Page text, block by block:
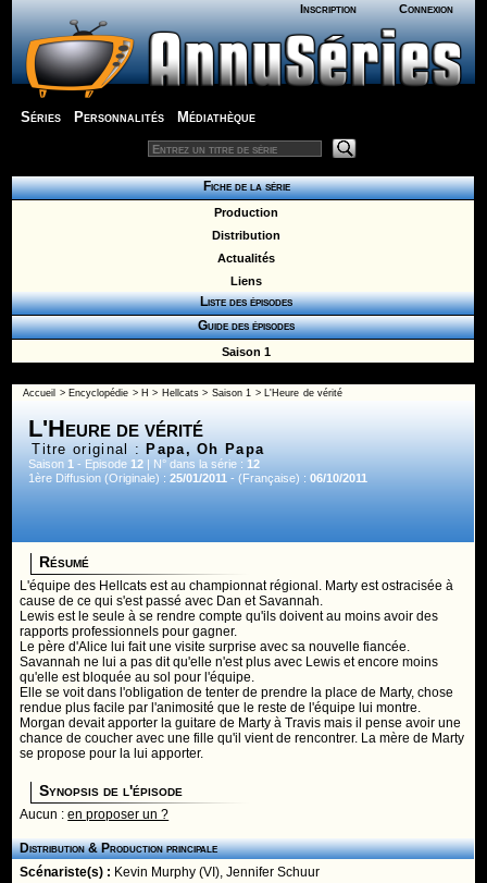
Inscription Connexion
Séries Personnalités Médiathèque
Fiche de la série
Production
Distribution
Actualités
Liens
Liste des épisodes
Guide des épisodes
Saison 1
Accueil > Encyclopédie > H > Hellcats> Saison 1 > L'Heure de vérité
L'Heure de vérité
Titre original : Papa, Oh Papa
Saison1 - Episode12 | N° dans la série :12
1ère Diffusion (Originale) :25/01/2011 - (Française) :06/10/2011
Résumé
L'équipe des Hellcats est au championnat régional. Marty est ostracisée à
cause de ce qui s'est passé avec Dan et Savannah.
Lewis est le seule à se rendre compte qu'ils doivent au moins avoir des
rapports professionnels pour gagner.
Le père d'Alice lui fait une visite surprise avec sa nouvelle fiancée.
Savannah ne lui a pas dit qu'elle n'est plus avec Lewis et encore moins
qu'elle est bloquée au sol pour l'équipe.
Elle se voit dans l'obligation de tenter de prendre la place de Marty, chose
rendue plus facile par l'animosité que le reste de l'équipe lui montre.
Morgan devait apporter la guitare de Marty à Travis mais il pense avoir une
chance de coucher avec une fille qu'il vient de rencontrer. La mère de Marty
se propose pour la lui apporter.
Synopsis de l'épisode
Aucun :en proposer un ?
Distribution & Production principale
Scénariste(s) : Kevin Murphy (VI),Jennifer Schuur